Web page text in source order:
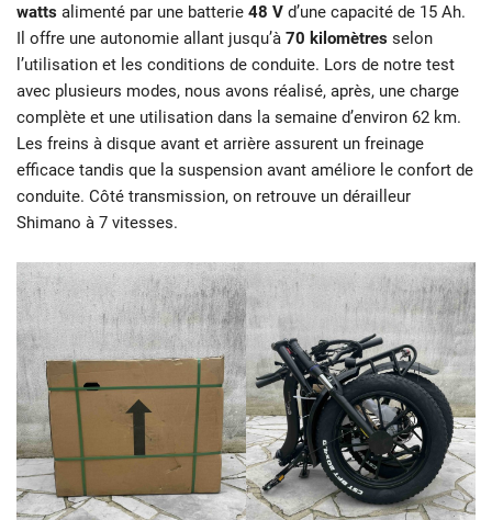
watts alimenté par une batterie 48 V d’une capacité de 15 Ah.
Il offre une autonomie allant jusqu’à 70 kilomètres selon
l’utilisation et les conditions de conduite. Lors de notre test
avec plusieurs modes, nous avons réalisé, après, une charge
complète et une utilisation dans la semaine d’environ 62 km.
Les freins à disque avant et arrière assurent un freinage
efficace tandis que la suspension avant améliore le confort de
conduite. Côté transmission, on retrouve un dérailleur
Shimano à 7 vitesses.